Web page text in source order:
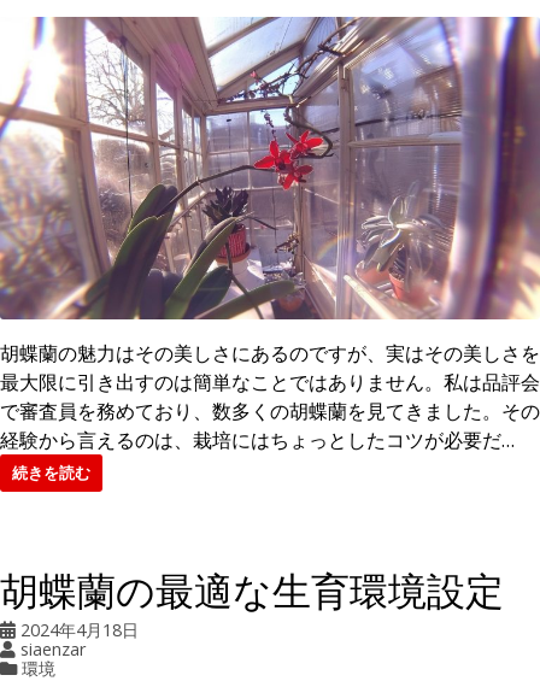
胡蝶蘭の魅力はその美しさにあるのですが、実はその美しさを
最大限に引き出すのは簡単なことではありません。私は品評会
で審査員を務めており、数多くの胡蝶蘭を見てきました。その
経験から言えるのは、栽培にはちょっとしたコツが必要だ…
続きを読む
胡蝶蘭の最適な生育環境設定
2024年4月18日
siaenzar
環境